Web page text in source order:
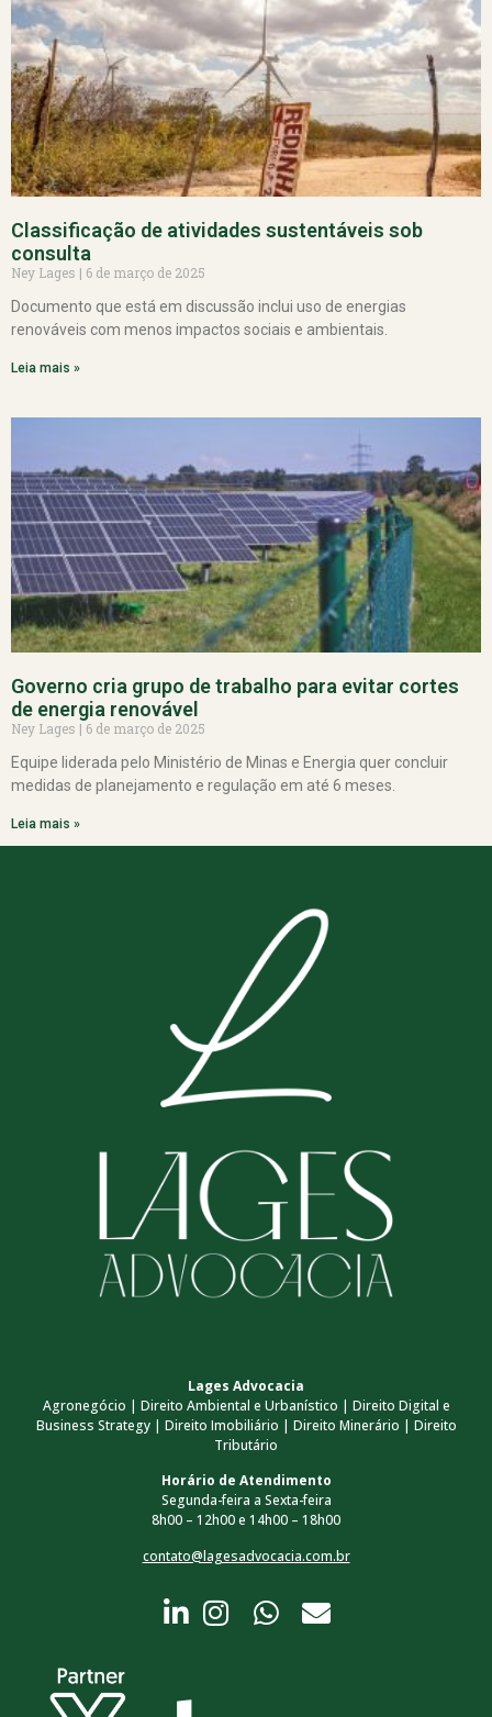
Classificação de atividades sustentáveis sob
consulta
Ney Lages
6 de março de 2025
Documento que está em discussão inclui uso de energias
renováveis com menos impactos sociais e ambientais.
Leia mais »
Governo cria grupo de trabalho para evitar cortes
de energia renovável
Ney Lages
6 de março de 2025
Equipe liderada pelo Ministério de Minas e Energia quer concluir
medidas de planejamento e regulação em até 6 meses.
Leia mais »
Lages Advocacia
Agronegócio | Direito Ambiental e Urbanístico | Direito Digital e
Business Strategy | Direito Imobiliário | Direito Minerário | Direito
Tributário
Horário de Atendimento
Segunda-feira a Sexta-feira
8h00 – 12h00 e 14h00 – 18h00
contato@lagesadvocacia.com.br